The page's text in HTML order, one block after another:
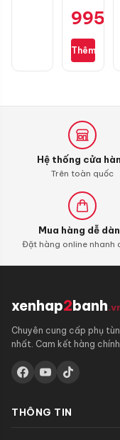
mini
M3325
không
Thêm
Hệ thống cửa
Trên toàn quốc
Mua hàng dễ
Đặt hàng online nhanh
xenhap2banh
Chuyên cung cấp phụ
nhất. Cam kết hàng
THÔNG TIN